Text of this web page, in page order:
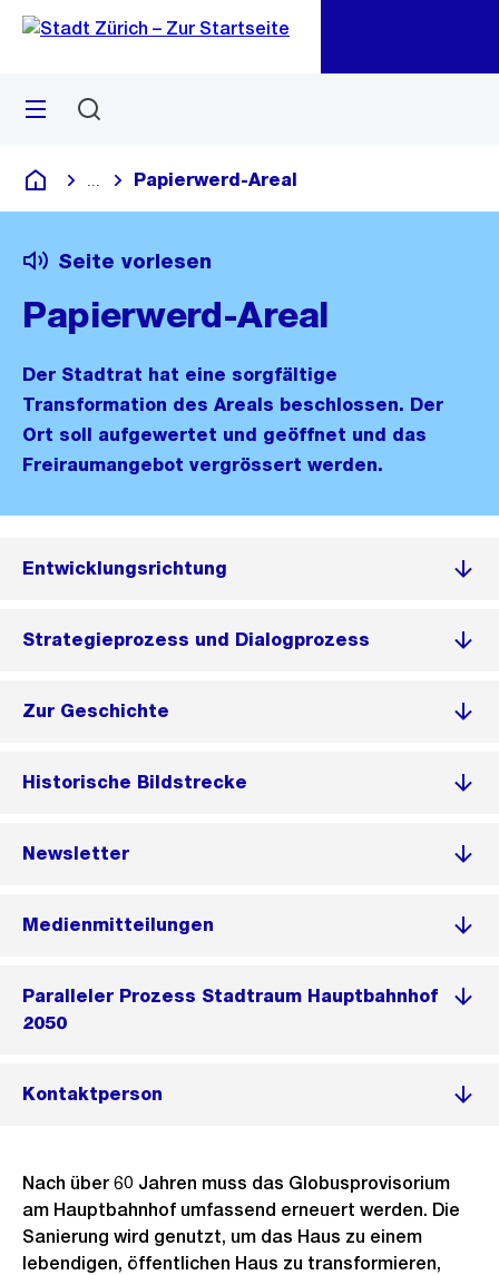
Navigation
Sprunglink
Menü
Deutsch
Blende alle Breadcrumbs ein
Papierwerd-Areal
Seite vorlesen
Papierwerd-Areal
Der Stadtrat hat eine sorgfältige
Transformation des Areals beschlossen. Der
Ort soll aufgewertet und geöffnet und das
Freiraumangebot vergrössert werden.
Entwicklungsrichtung
Strategieprozess und Dialogprozess
Zur Geschichte
Historische Bildstrecke
Newsletter
Medienmitteilungen
Paralleler Prozess Stadtraum Hauptbahnhof
2050
Kontaktperson
Nach über 60 Jahren muss das Globusprovisorium
am Hauptbahnhof umfassend erneuert werden. Die
Sanierung wird genutzt, um das Haus zu einem
lebendigen, öffentlichen Haus zu transformieren,